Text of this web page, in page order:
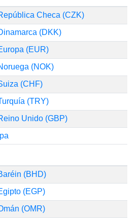
Checa (CZK)
(DKK)
(EUR)
(NOK)
(CHF)
(TRY)
Unido (GBP)
(BHD)
(EGP)
(OMR)